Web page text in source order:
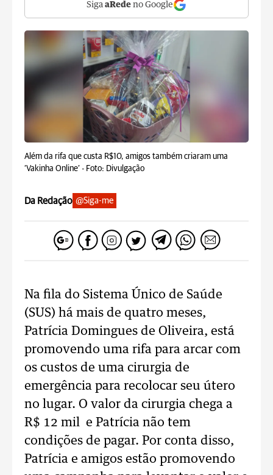
Siga aRede no Google
Além da rifa que custa R$10, amigos também criaram uma
‘Vakinha Online’ - Foto: Divulgação
Da Redação @Siga-me
Na fila do Sistema Único de Saúde
(SUS) há mais de quatro meses,
Patrícia Domingues de Oliveira, está
promovendo uma rifa para arcar com
os custos de uma cirurgia de
emergência para recolocar seu útero
no lugar. O valor da cirurgia chega a
R$ 12 mil e Patrícia não tem
condições de pagar. Por conta disso,
Patrícia e amigos estão promovendo